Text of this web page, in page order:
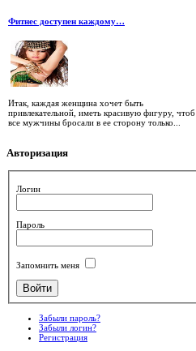
Фитнес доступен каждому…
Итак, каждая женщина хочет быть
привлекательной, иметь красивую фигуру, чтоб
все мужчины бросали в ее сторону только...
Авторизация
Логин
Пароль
Запомнить меня
Забыли пароль?
Забыли логин?
Регистрация